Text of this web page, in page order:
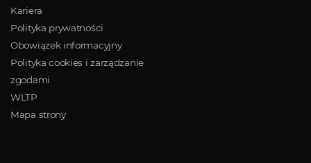
Kariera
Polityka prywatności
Obowiązek informacyjny
Polityka cookies i zarządzanie
zgodami
WLTP
Mapa strony